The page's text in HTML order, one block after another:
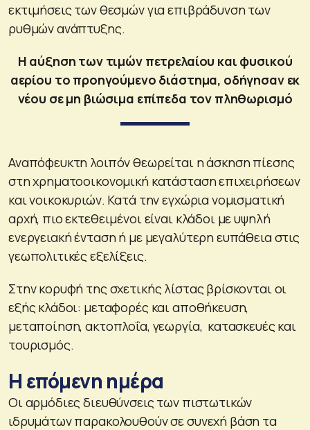
εκτιμήσεις των θεσμών για επιβράδυνση των
ρυθμών ανάπτυξης.
H αύξηση των τιμών πετρελαίου και φυσικού
αερίου το προηγούμενο διάστημα, οδήγησαν εκ
νέου σε μη βιώσιμα επίπεδα τον πληθωρισμό
Αναπόφευκτη λοιπόν θεωρείται η άσκηση πίεσης
στη χρηματοοικονομική κατάσταση επιχειρήσεων
και νοικοκυριών. Κατά την εγχώρια νομισματική
αρχή, πιο εκτεθειμένοι είναι κλάδοι με υψηλή
ενεργειακή ένταση ή με μεγαλύτερη ευπάθεια στις
γεωπολιτικές εξελίξεις.
Στην κορυφή της σχετικής λίστας βρίσκονται οι
εξής κλάδοι: μεταφορές και αποθήκευση,
μεταποίηση, ακτοπλοΐα, γεωργία, κατασκευές και
τουρισμός.
Η επόμενη ημέρα
Οι αρμόδιες διευθύνσεις των πιστωτικών
ιδρυμάτων παρακολουθούν σε συνεχή βάση τα